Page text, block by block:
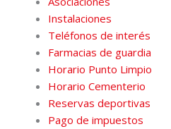
Instalaciones
Teléfonos de interés
Farmacias de guardia
Horario Punto Limpio
Horario Cementerio
Reservas deportivas
Pago de impuestos